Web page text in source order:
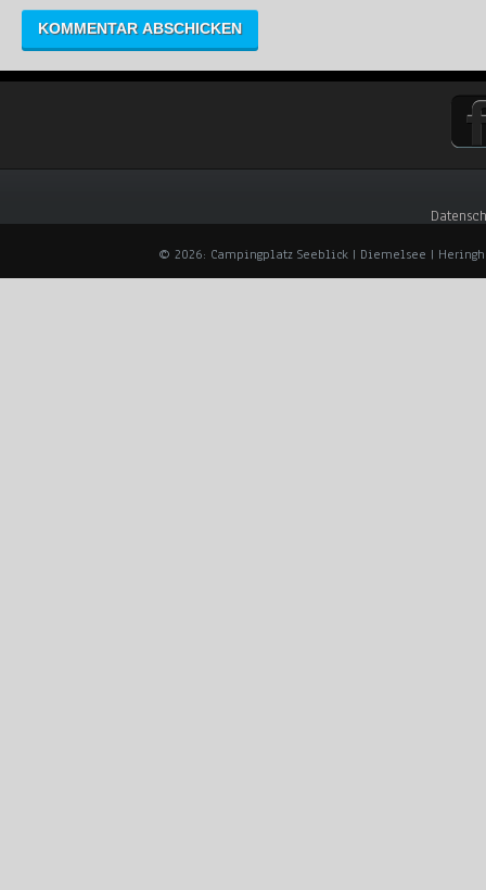
© 2026: Campingplatz Seeblick | Diemelsee |